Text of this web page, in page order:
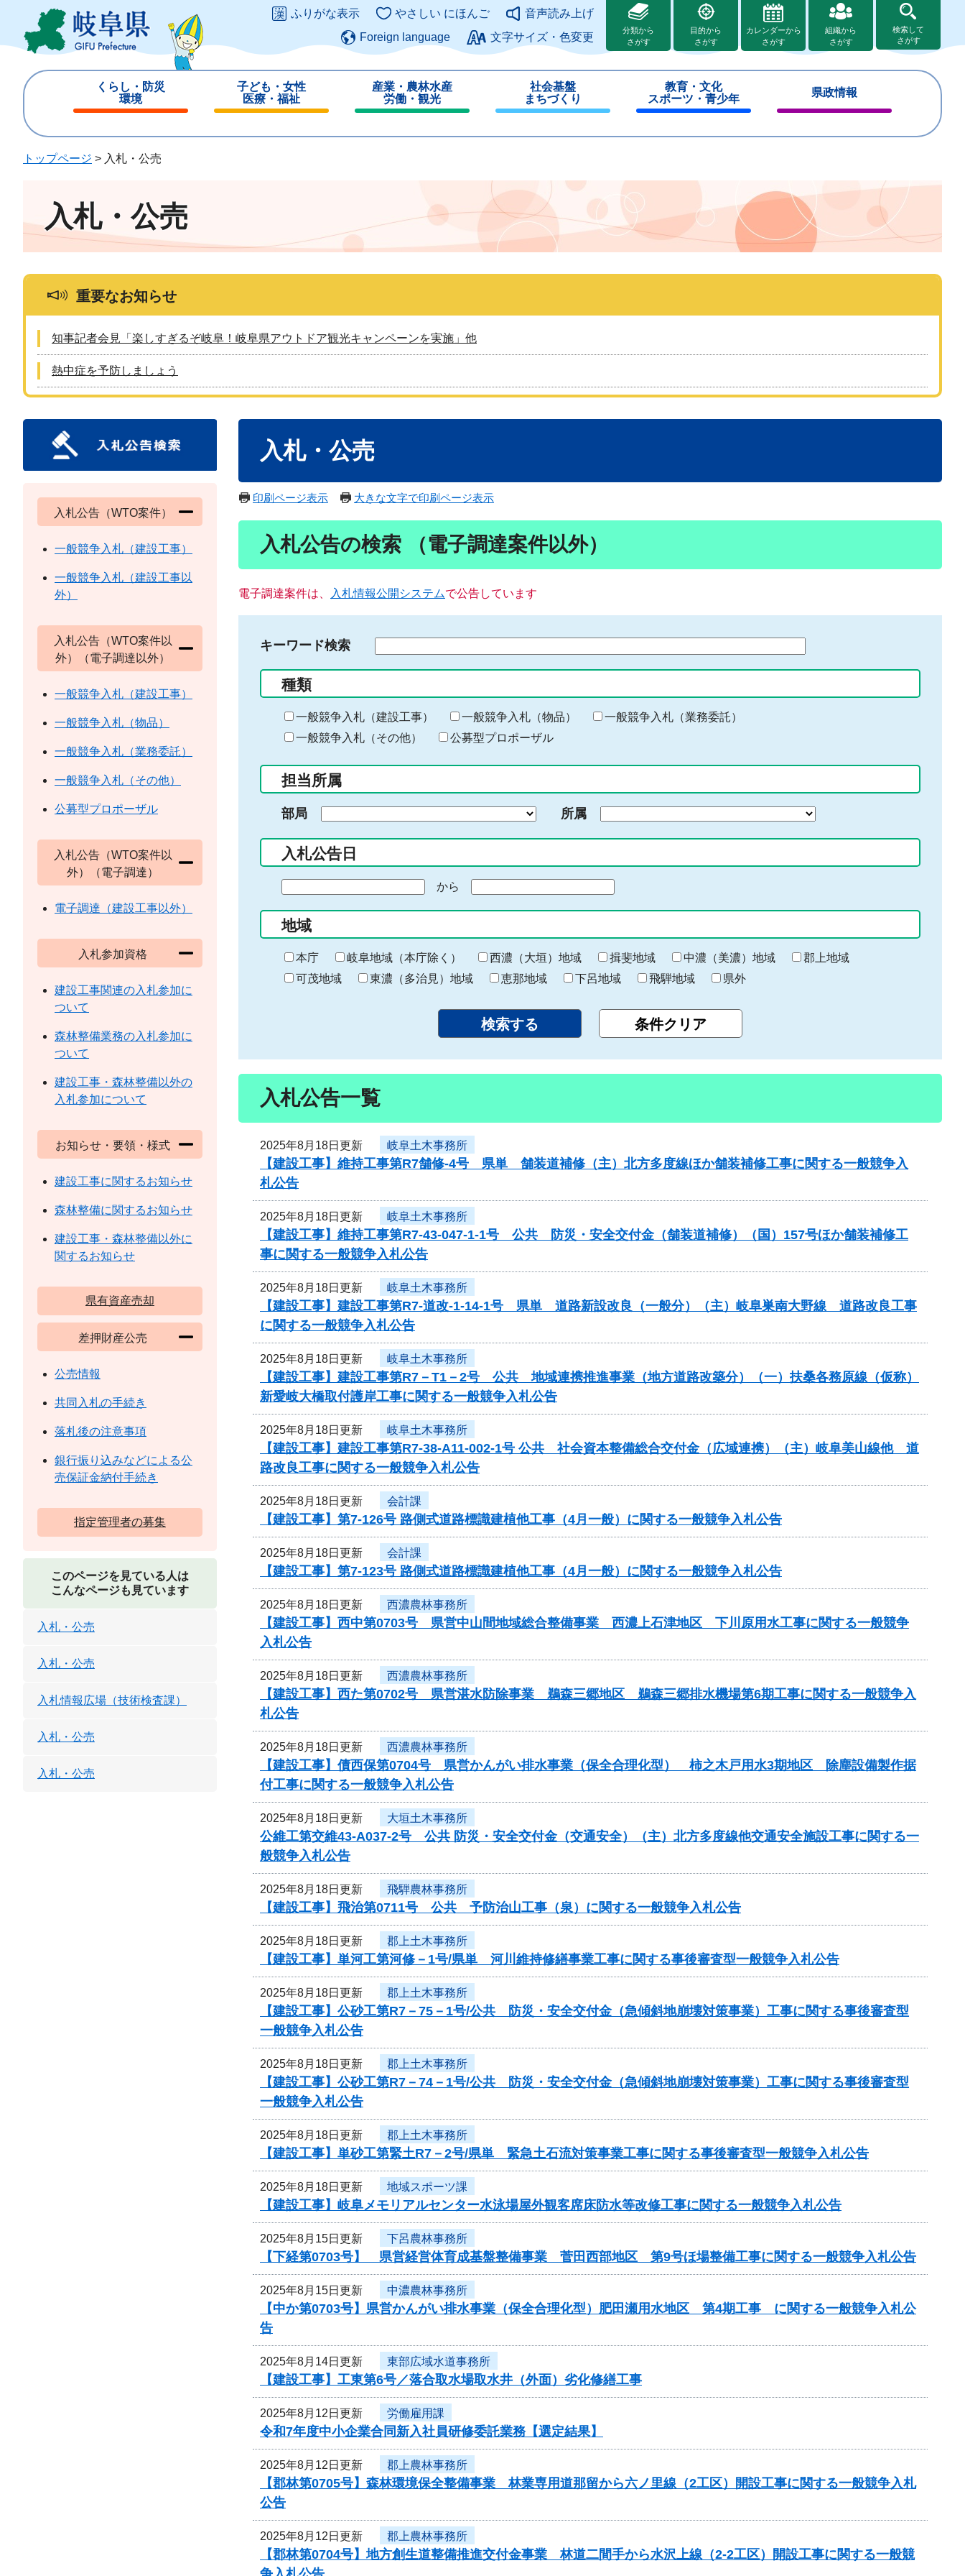
ジ
ュ
このページの本文へ
ふりがな表示 やさしい にほんご
音声読み上げ
Foreign language
文字サイズ・色変更
分類から
さがす
目的から
さがす
カレンダーから
さがす
組織から
さがす
検索して
さがす
くらし・防災
環境
じ
子ども・女性
医療・福祉
じ
産業・農林水産
労働・観光
じ
社会基盤
まちづくり
じ
教育・文化
スポーツ・青少年
じ
県政情報
じ
トップページ > 入札・公売
入札・公売
重要なお知らせ
知事記者会見「楽しすぎるぞ岐阜！岐阜県アウトドア観光キャンペーンを実施」他
熱中症を予防しましょう
入札・公売
印刷ページ表示 大きな文字で印刷ページ表示
入札公告の検索 （電子調達案件以外）
電子調達案件は、 入札情報公開システムで公告しています
キーワード検索
る
キ
ー
ー
入
力
種類
一般競争入札（建設工事） 一般競争入札（物品）
一般競争入札（業務委託）
一般競争入札（その他）
公募型プロポーザル
担当所属
部局 所属
入札公告日
の
始
ま
り
から
終
わ
り
地域
本庁 岐阜地域（本庁除く） 西濃（大垣）地域 揖斐地域 中濃（美濃）地域
郡上地域
可茂地域
東濃（多治見）地域 恵那地域 下呂地域 飛騨地域 県外
入札公告一覧
2025年8月18日更新 岐阜土木事務所
【建設工事】維持工事第R7舗修-4号 県単 舗装道補修（主）北方多度線ほか舗装補修工事に関する一般競争入
札公告
2025年8月18日更新 岐阜土木事務所
【建設工事】維持工事第R7-43-047-1-1号 公共 防災・安全交付金（舗装道補修）（国）157号ほか舗装補修工
事に関する一般競争入札公告
2025年8月18日更新 岐阜土木事務所
【建設工事】建設工事第R7-道改-1-14-1号 県単 道路新設改良（一般分）（主）岐阜巣南大野線 道路改良工事
に関する一般競争入札公告
2025年8月18日更新 岐阜土木事務所
【建設工事】建設工事第R7－T1－2号 公共 地域連携推進事業（地方道路改築分）（一）扶桑各務原線（仮称）
新愛岐大橋取付護岸工事に関する一般競争入札公告
2025年8月18日更新 岐阜土木事務所
【建設工事】建設工事第R7-38-A11-002-1号 公共 社会資本整備総合交付金（広域連携）（主）岐阜美山線他 道
路改良工事に関する一般競争入札公告
2025年8月18日更新 会計課
【建設工事】第7-126号 路側式道路標識建植他工事（4月一般）に関する一般競争入札公告
2025年8月18日更新 会計課
【建設工事】第7-123号 路側式道路標識建植他工事（4月一般）に関する一般競争入札公告
2025年8月18日更新 西濃農林事務所
【建設工事】西中第0703号 県営中山間地域総合整備事業 西濃上石津地区 下川原用水工事に関する一般競争
入札公告
2025年8月18日更新 西濃農林事務所
【建設工事】西た第0702号 県営湛水防除事業 鵜森三郷地区 鵜森三郷排水機場第6期工事に関する一般競争入
札公告
2025年8月18日更新 西濃農林事務所
【建設工事】債西保第0704号 県営かんがい排水事業（保全合理化型） 柿之木戸用水3期地区 除塵設備製作据
付工事に関する一般競争入札公告
2025年8月18日更新 大垣土木事務所
公維工第交維43-A037-2号 公共 防災・安全交付金（交通安全）（主）北方多度線他交通安全施設工事に関する一
般競争入札公告
2025年8月18日更新 飛騨農林事務所
【建設工事】飛治第0711号 公共 予防治山工事（泉）に関する一般競争入札公告
2025年8月18日更新 郡上土木事務所
【建設工事】単河工第河修－1号/県単 河川維持修繕事業工事に関する事後審査型一般競争入札公告
2025年8月18日更新 郡上土木事務所
【建設工事】公砂工第R7－75－1号/公共 防災・安全交付金（急傾斜地崩壊対策事業）工事に関する事後審査型
一般競争入札公告
2025年8月18日更新 郡上土木事務所
【建設工事】公砂工第R7－74－1号/公共 防災・安全交付金（急傾斜地崩壊対策事業）工事に関する事後審査型
一般競争入札公告
2025年8月18日更新 郡上土木事務所
【建設工事】単砂工第緊土R7－2号/県単 緊急土石流対策事業工事に関する事後審査型一般競争入札公告
2025年8月18日更新 地域スポーツ課
【建設工事】岐阜メモリアルセンター水泳場屋外観客席床防水等改修工事に関する一般競争入札公告
2025年8月15日更新 下呂農林事務所
【下経第0703号】 県営経営体育成基盤整備事業 菅田西部地区 第9号ほ場整備工事に関する一般競争入札公告
2025年8月15日更新 中濃農林事務所
【中か第0703号】県営かんがい排水事業（保全合理化型）肥田瀬用水地区 第4期工事 に関する一般競争入札公
告
2025年8月14日更新 東部広域水道事務所
【建設工事】工東第6号／落合取水場取水井（外面）劣化修繕工事
2025年8月12日更新 労働雇用課
令和7年度中小企業合同新入社員研修委託業務【選定結果】
2025年8月12日更新 郡上農林事務所
【郡林第0705号】森林環境保全整備事業 林業専用道那留から六ノ里線（2工区）開設工事に関する一般競争入札
公告
2025年8月12日更新 郡上農林事務所
【郡林第0704号】地方創生道整備推進交付金事業 林道二間手から水沢上線（2-2工区）開設工事に関する一般競
入札公告（WTO案件）
一般競争入札（建設工事）
一般競争入札（建設工事以
外）
入札公告（WTO案件以
外）（電子調達以外）
一般競争入札（建設工事）
一般競争入札（物品）
一般競争入札（業務委託）
一般競争入札（その他）
公募型プロポーザル
入札公告（WTO案件以
外）（電子調達）
電子調達（建設工事以外）
入札参加資格
建設工事関連の入札参加に
ついて
森林整備業務の入札参加に
ついて
建設工事・森林整備以外の
入札参加について
お知らせ・要領・様式
建設工事に関するお知らせ
森林整備に関するお知らせ
建設工事・森林整備以外に
関するお知らせ
県有資産売却
差押財産公売
公売情報
共同入札の手続き
落札後の注意事項
銀行振り込みなどによる公
売保証金納付手続き
指定管理者の募集
このページを見ている人は
こんなページも見ています
入札・公売
入札・公売
入札情報広場（技術検査課）
入札・公売
入札・公売